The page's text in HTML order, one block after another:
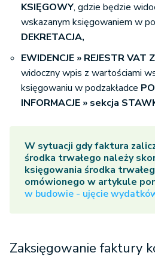
KSIĘGOWY, gdzie będzie
wskazanym księgowaniem w
DEKRETACJA,
EWIDENCJE » REJESTR VAT
widoczny wpis z wartościami
księgowaniu w podzakładce
INFORMACJE » sekcja
W sytuacji gdy faktura
środka trwałego należy
księgowania środka
omówionego w artykule
w budowie - ujęcie
Zaksięgowanie faktury